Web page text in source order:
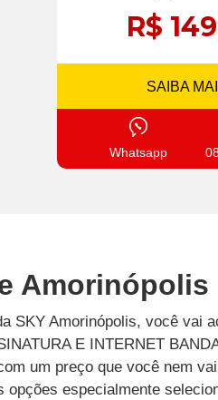
R$
SAIBA
Whatsapp
Amorinópolis
SKY Amorinópolis, você vai
E INTERNET
um preço que você nem
especialmente